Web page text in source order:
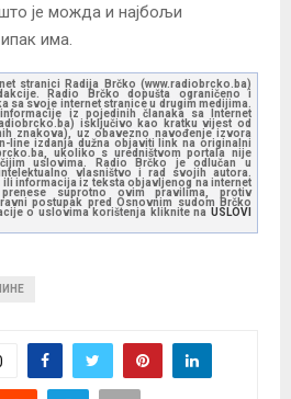
је можда и најбољи
има.
stranici Radija Brčko (www.radiobrcko.ba)
Radio Brčko dopušta ograničeno i
sa svoje internet stranice u drugim medijima.
iz pojedinih članaka sa Internet
isključivo kao kratku vijest od
znakova), uz obavezno navođenje izvora
line izdanja dužna objaviti link na originalni
ukoliko s uredništvom portala nije
uslovima. Radio Brčko je odlučan u
vlasništvo i rad svojih autora.
informacija iz teksta objavljenog na internet
prenese suprotno ovim pravilima, protiv
postupak pred Osnovnim sudom Brčko
o uslovima korištenja kliknite na USLOVI